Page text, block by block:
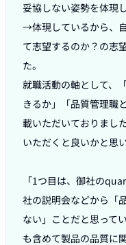
妥協しない姿勢を体現
→体現しているから、
て志望するのか？の志
た。
就職活動の軸として、
きるか」「品質管理職
載いただいておりまし
いただくと良いかと思い
「1つ目は、御社の
社の説明会などから「
ない」ことだと思って
も含めて製品の品質に